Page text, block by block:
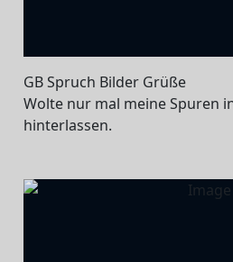
GB Spruch Bilder Grüße
Wolte nur mal meine Spuren
hinterlassen.